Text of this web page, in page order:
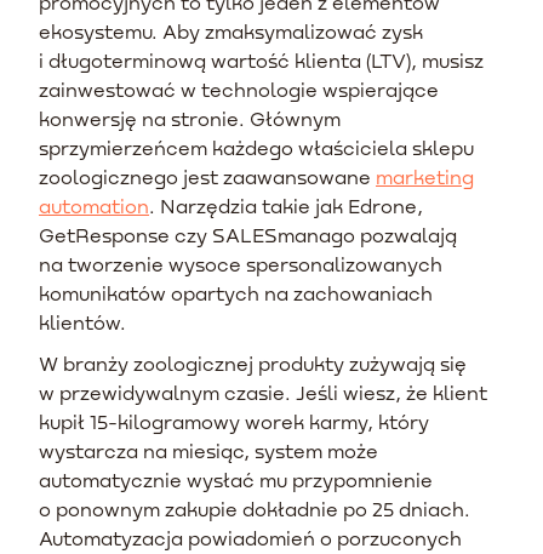
ekosystemu. Aby zmaksymalizować zysk
i długoterminową wartość klienta (LTV), musisz
zainwestować w technologie wspierające
konwersję na stronie. Głównym
sprzymierzeńcem każdego właściciela sklepu
zoologicznego jest zaawansowane marketing
automation. Narzędzia takie jak Edrone,
GetResponse czy SALESmanago pozwalają
na tworzenie wysoce spersonalizowanych
komunikatów opartych na zachowaniach
klientów.
W branży zoologicznej produkty zużywają się
w przewidywalnym czasie. Jeśli wiesz, że klient
kupił 15-kilogramowy worek karmy, który
wystarcza na miesiąc, system może
automatycznie wysłać mu przypomnienie
o ponownym zakupie dokładnie po 25 dniach.
Automatyzacja powiadomień o porzuconych